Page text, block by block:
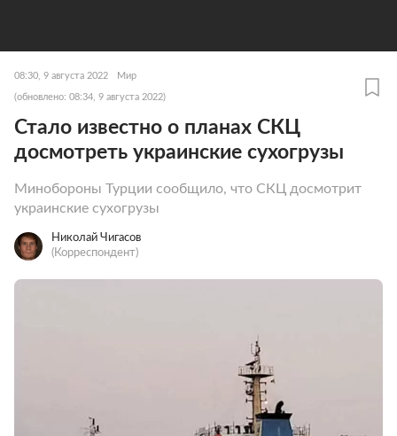
08:30, 9 августа 2022 Мир
(обновлено: 08:34, 9 августа 2022)
Стало известно о планах СКЦ
досмотреть украинские сухогрузы
Минобороны Турции сообщило, что СКЦ досмотрит
украинские сухогрузы
Николай Чигасов
(Корреспондент)